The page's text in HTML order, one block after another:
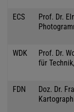
ECS
Prof. Dr.
WDK
Prof. Dr.
für
FDN
Doz. Dr.